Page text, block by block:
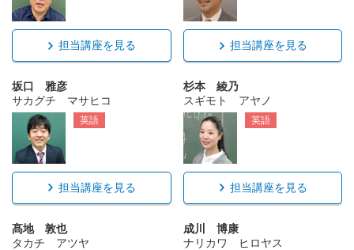
担当講座を見る 担当講座を見る
坂口 雅彦
サカグチ マサヒコ
英語
担当講座を見る
杉本 綾乃
スギモト アヤノ
英語
担当講座を見る
髙地 敦也
タカチ アツヤ
成川 博康
ナリカワ ヒロヤス